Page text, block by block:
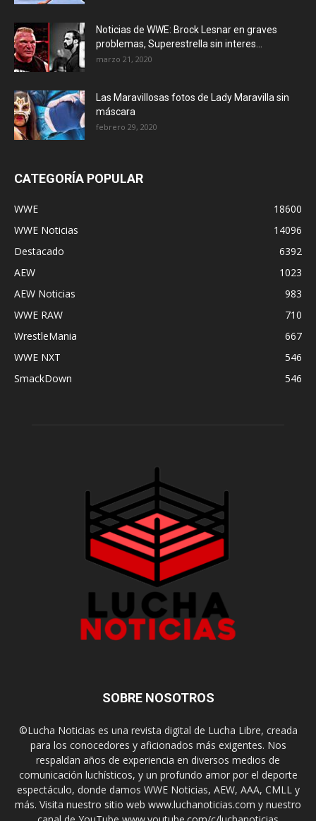
Noticias de WWE: Brock Lesnar en graves
problemas, Superestrella sin interes...
marzo 21, 2020
Las Maravillosas fotos de Lady Maravilla sin
máscara
febrero 29, 2020
CATEGORÍA POPULAR
WWE
18600
WWE Noticias
14096
Destacado
6392
AEW
1023
AEW Noticias
983
WWE RAW
710
WrestleMania
667
WWE NXT
546
SmackDown
546
SOBRE NOSOTROS
©Lucha Noticias es una revista digital de Lucha Libre, creada
para los conocedores y aficionados más exigentes. Nos
respaldan años de experiencia en diversos medios de
comunicación luchísticos, y un profundo amor por el deporte
espectáculo, donde damos WWE Noticias, AEW, AAA, CMLL y
más. Visita nuestro sitio web www.luchanoticias.com y nuestro